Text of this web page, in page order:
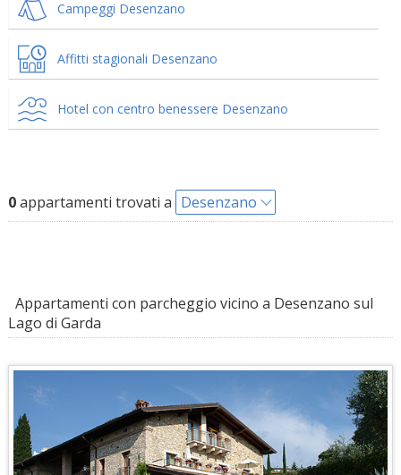
Campeggi Desenzano
Affitti stagionali Desenzano
Hotel con centro benessere Desenzano
0appartamenti trovati a Desenzano
Appartamenti con parcheggio vicino a Desenzano sul
Lago di Garda